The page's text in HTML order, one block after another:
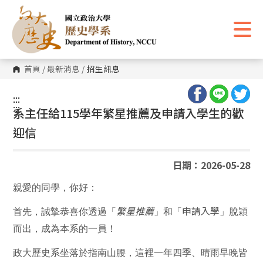
主
要
內
區
塊 首頁 /最新消息 / 招生訊息
:::
:::
系主任給115學年繁星推薦及申請入學生的歡
迎信
日期：2026-05-28
親愛的同學，你好：
首先，誠摯恭喜你透過「 繁星推薦」和「 申請入學 」脫穎
而出，成為本系的一員！
政大歷史系坐落於指南山腰，這裡一年四季、晴雨早晚皆